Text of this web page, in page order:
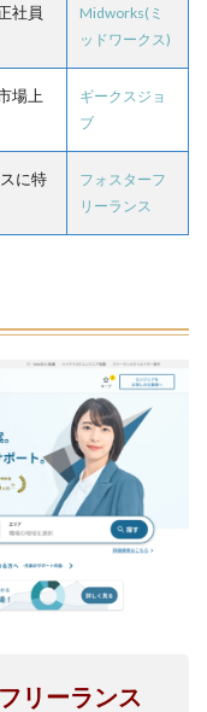
社員
Midworks(ミ
ッドワークス)
場上
ギークスジョ
ブ
に特
フォスターフ
リーランス
リーランス